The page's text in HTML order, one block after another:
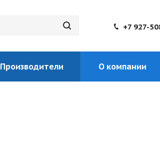
+7 927-
Производители О компании